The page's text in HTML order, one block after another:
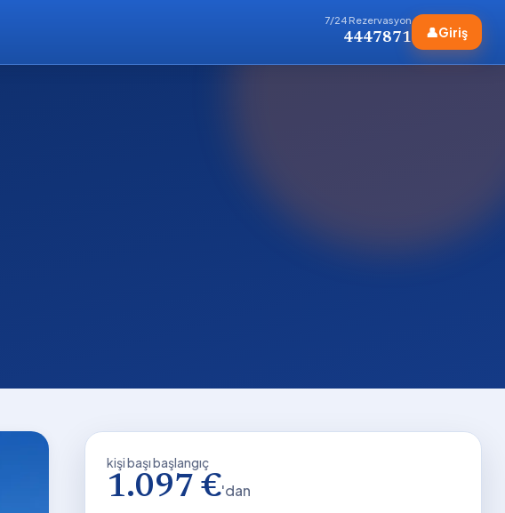
7/24 Rezervasyon
4447871 👤Giriş
kişi başı başlangıç
1.097 €'dan